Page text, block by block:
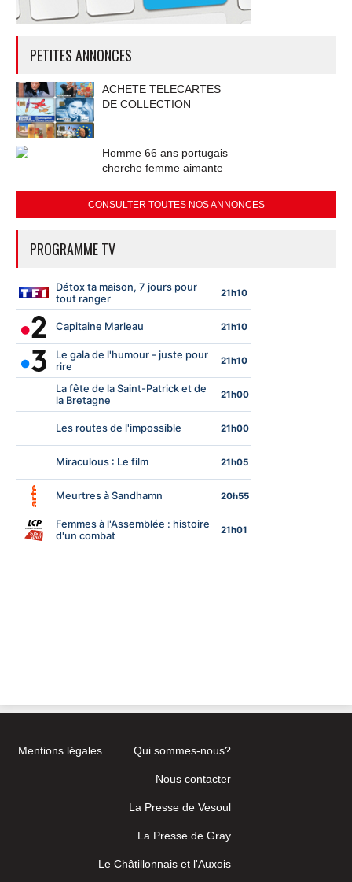
PETITES ANNONCES
ACHETE TELECARTES
DE COLLECTION
Homme 66 ans portugais
cherche femme aimante
CONSULTER TOUTES NOS ANNONCES
PROGRAMME TV
Mentions légales Qui sommes-nous?
Nous contacter
La Presse de Vesoul
La Presse de Gray
Le Châtillonnais et l'Auxois